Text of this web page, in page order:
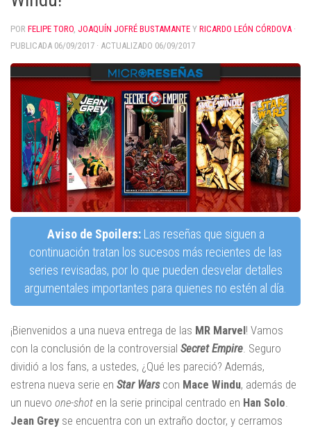
POR FELIPE TORO, JOAQUÍN JOFRÉ BUSTAMANTE Y RICARDO LEÓN CÓRDOVA ·
PUBLICADA 06/09/2017 · ACTUALIZADO 06/09/2017
Aviso de Spoilers:Las reseñas que siguen a
continuación tratan los sucesos más recientes de las
series revisadas, por lo que pueden desvelar detalles
argumentales importantes para quienes no estén al día.
¡Bienvenidos a una nueva entrega de las MR Marvel! Vamos
con la conclusión de la controversial Secret Empire. Seguro
dividió a los fans, a ustedes, ¿Qué les pareció? Además,
estrena nueva serie en Star Wars con Mace Windu, además de
un nuevo one-shot en la serie principal centrado en Han Solo.
Jean Grey se encuentra con un extraño doctor, y cerramos